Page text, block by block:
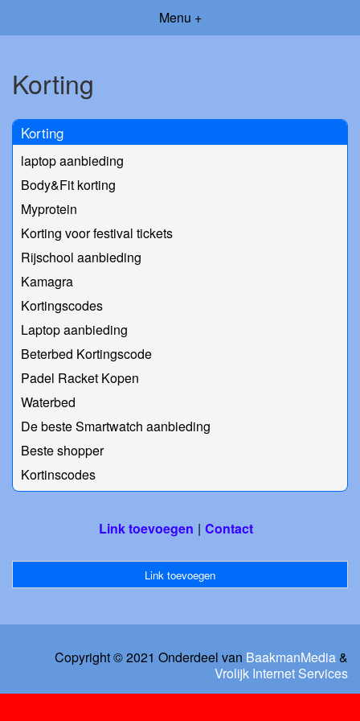
Menu +
Korting
Korting
laptop aanbieding
Body&Fit korting
Myprotein
Korting voor festival tickets
Rijschool aanbieding
Kamagra
Kortingscodes
Laptop aanbieding
Beterbed Kortingscode
Padel Racket Kopen
Waterbed
De beste Smartwatch aanbieding
Beste shopper
Kortinscodes
Link toevoegen Contact
Link toevoegen
Copyright © 2021 Onderdeel van BaakmanMedia&
Vrolijk Internet Services